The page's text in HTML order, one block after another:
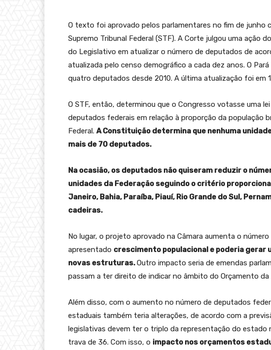
O texto foi aprovado pelos parlamentares no fim de junho
Supremo Tribunal Federal (STF). A Corte julgou uma ação
do Legislativo em atualizar o número de deputados de
atualizada pelo censo demográfico a cada dez anos. O
quatro deputados desde 2010. A última atualização foi em
O STF, então, determinou que o Congresso votasse uma
deputados federais em relação à proporção da população
Federal. A Constituição determina que nenhuma
mais de 70 deputados.
Na ocasião, os deputados não quiseram reduzir o
unidades da Federação seguindo o critério
Janeiro, Bahia, Paraíba, Piauí, Rio Grande do Sul,
cadeiras.
No lugar, o projeto aprovado na Câmara aumenta o
apresentado crescimento populacional e poderia gerar
novas estruturas.Outro impacto seria de emendas
passam a ter direito de indicar no âmbito do Orçamento da
Além disso, com o aumento no número de deputados
estaduais também teria alterações, de acordo com a
legislativas devem ter o triplo da representação do estado
trava de 36. Com isso, o impacto nos orçamentos